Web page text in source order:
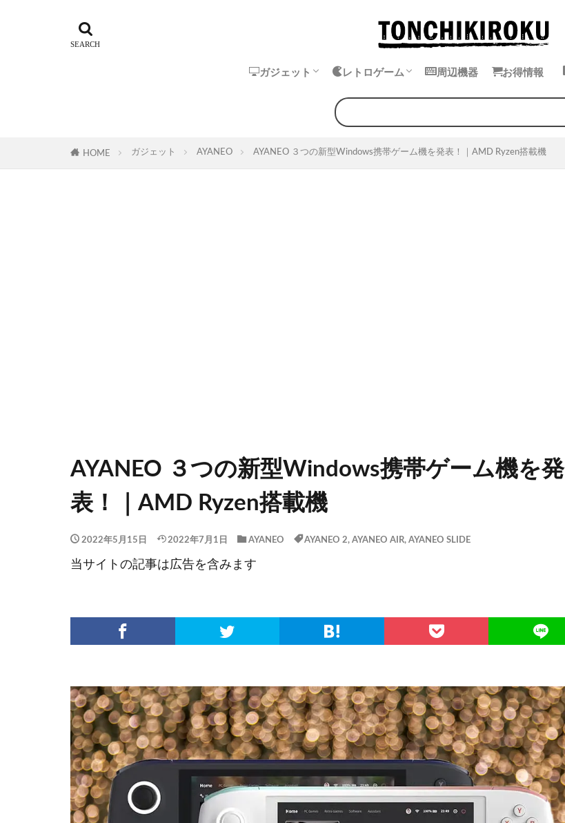
ガジェット
オーディオ・イヤホン
レトロゲーム
エミュレータ
中華ゲーム機
ゲームボーイ
ゲームギア
ワンダースワン
ネオジオポケット
周辺機器 お得情報
HOME ガジェット AYANEO AYANEO ３つの新型Windows携帯ゲーム機を発表！｜AMD Ryzen搭載機
AYANEO ３つの新型Windows携帯ゲーム機を発
表！｜AMD Ryzen搭載機
2022年5月15日 2022年7月1日 AYANEO AYANEO 2, AYANEO AIR, AYANEO SLIDE
当サイトの記事は広告を含みます